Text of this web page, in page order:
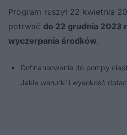
Program ruszył 22 kwietnia
potrwać do 22 grudnia 2023
wyczerpania środków.
Dofinansowanie do pompy
Jakie warunki i wysokość